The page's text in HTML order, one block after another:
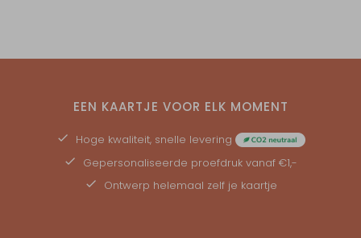
EEN KAARTJE VOOR ELK MOMENT
Hoge kwaliteit, snelle levering
Gepersonaliseerde proefdruk vanaf €1,-
Ontwerp helemaal zelf je kaartje